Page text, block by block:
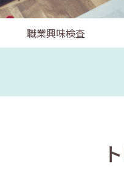
職業興味検査